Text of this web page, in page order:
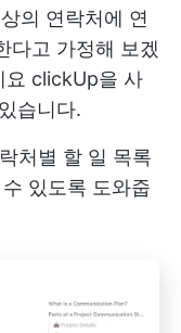
의 연락처에 연
다고 가정해 보겠
clickUp을 사
습니다.
처별 할 일 목록
있도록 도와줍